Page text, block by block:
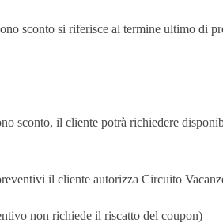
sconto si riferisce al termine ultimo di
sconto, il cliente potrà richiedere
il cliente autorizza Circuito
non richiede il riscatto del coupon)